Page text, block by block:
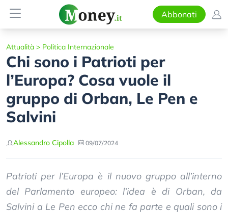
Abbonati
Attualità > Politica Internazionale
Chi sono i Patrioti per
l’Europa? Cosa vuole il
gruppo di Orban, Le Pen e
Salvini
Alessandro Cipolla 09/07/2024
Patrioti per l’Europa è il nuovo gruppo all’interno
del Parlamento europeo: l’idea è di Orban, da
Salvini a Le Pen ecco chi ne fa parte e quali sono i